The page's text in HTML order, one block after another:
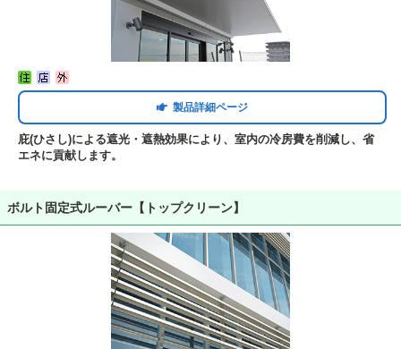
製品詳細ページ
庇(ひさし)による遮光・遮熱効果により、室内の冷房費を削減し、省
エネに貢献します。
ボルト固定式ルーバー【トップクリーン】